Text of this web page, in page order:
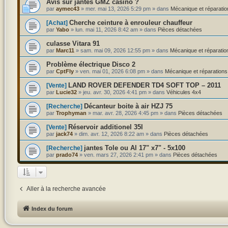
Avis sur jantes GMZ casino ?
par aymec43» mer. mai 13, 2026 5:29 pm» dans Mécanique et
[Achat] Cherche ceinture à enrouleur chauffeur
par Yabo» lun. mai 11, 2026 8:42 am» dans Pièces détachées
culasse Vitara 91
par Marc11 » sam. mai 09, 2026 12:55 pm» dans Mécanique et
Problème électrique Disco 2
par CptFly» ven. mai 01, 2026 6:08 pm» dans Mécanique et réparations
[Vente] LAND ROVER DEFENDER TD4 SOFT TOP – 2011
par Lucie32» jeu. avr. 30, 2026 4:41 pm» dans Véhicules 4x4
[Recherche] Décanteur boite à air HZJ 75
par Trophyman » mar. avr. 28, 2026 4:45 pm» dans Pièces détachées
[Vente] Réservoir additionel 35l
par jack74» dim. avr. 12, 2026 8:22 am» dans Pièces détachées
[Recherche] jantes Tole ou Al 17" x7" - 5x100
par prado74» ven. mars 27, 2026 2:41 pm» dans Pièces détachées
Aller à la recherche avancée
Index du forum